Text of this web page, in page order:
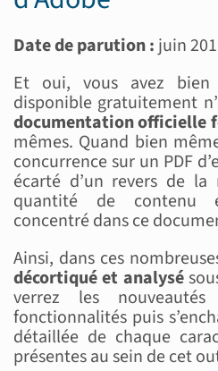
Date de parution : juin
Et oui, vous avez
disponible gratuitement
documentation officielle
mêmes. Quand bien
concurrence sur un PDF
écarté d’un revers de
quantité de contenu
concentré dans ce
Ainsi, dans ces
décortiqué et analysé
verrez les
fonctionnalités puis
détaillée de chaque
présentes au sein de cet